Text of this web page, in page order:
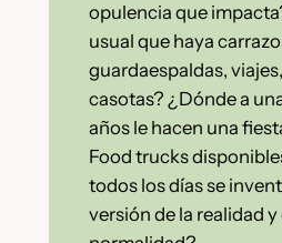
opulencia que
usual que haya
guardaespaldas,
casotas? ¿Dónde a
años le hacen una
Food trucks
todos los días se
versión de la realidad y